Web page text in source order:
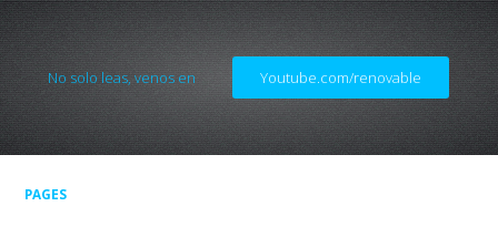
No solo leas, venos en Youtube.com/renovable
PAGES